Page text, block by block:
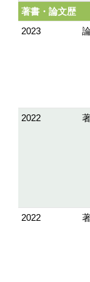
著書・論文歴
2023
2022
2022